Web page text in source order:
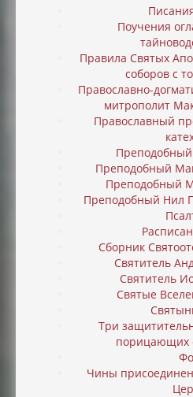
Поучения
Правила Святых
соборов с
Православно-
митрополит
Православный
Преподобный
Преподобный
Преподобный Нил
Сборник
Святитель
Святитель
Святые
Три
порицающих
Чины